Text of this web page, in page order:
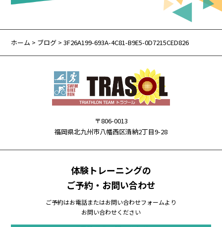
ホーム > ブログ > 3F26A199-693A-4C81-B9E5-0D7215CED826
〒806-0013
福岡県北九州市八幡西区清納2丁目9-28
体験トレーニングの
ご予約・お問い合わせ
ご予約はお電話またはお問い合わせフォームより
お問い合わせください